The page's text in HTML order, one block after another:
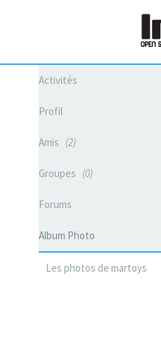
Activités
Profil
Amis 2
Groupes 0
Forums
Album Photo
Les photos de martoys